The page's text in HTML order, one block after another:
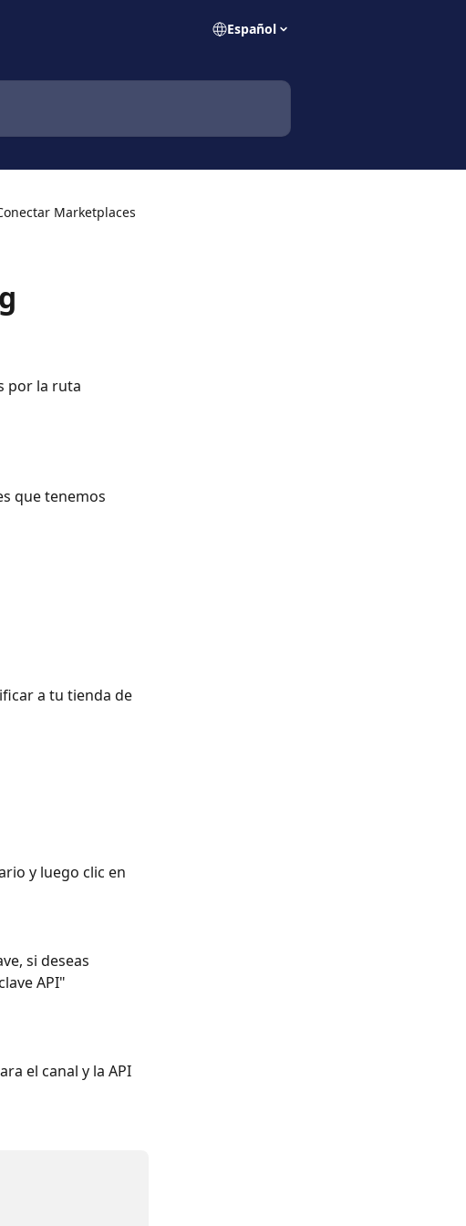
Español
Marketplaces
por la ruta
que tenemos
a tu tienda de
y luego clic en
si deseas
API"
el canal y la API